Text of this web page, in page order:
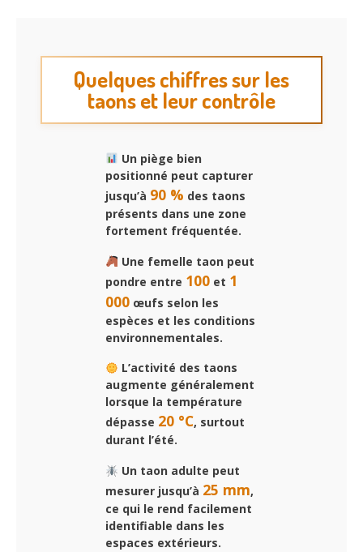
Quelques chiffres sur les
taons et leur contrôle
Un piège bien
positionné peut capturer
jusqu’à 90 % des taons
présents dans une zone
fortement fréquentée.
Une femelle taon peut
pondre entre 100 et 1
000 œufs selon les
espèces et les conditions
environnementales.
L’activité des taons
augmente généralement
lorsque la température
dépasse 20 °C, surtout
durant l’été.
Un taon adulte peut
mesurer jusqu’à 25 mm,
ce qui le rend facilement
identifiable dans les
espaces extérieurs.